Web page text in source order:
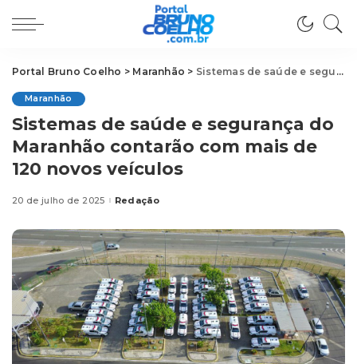
Portal Bruno Coelho > Maranhão > Sistemas de saúde e segurança do Maranhão contarão com mais de 120 novos veículos
Maranhão
Sistemas de saúde e segurança do
Maranhão contarão com mais de
120 novos veículos
20 de julho de 2025Posted
Redação